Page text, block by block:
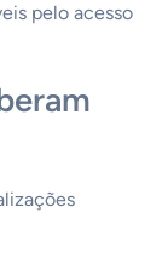
pelo acesso